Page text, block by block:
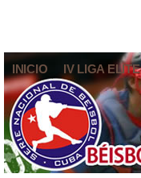
INICIO IV LIGA ELITE